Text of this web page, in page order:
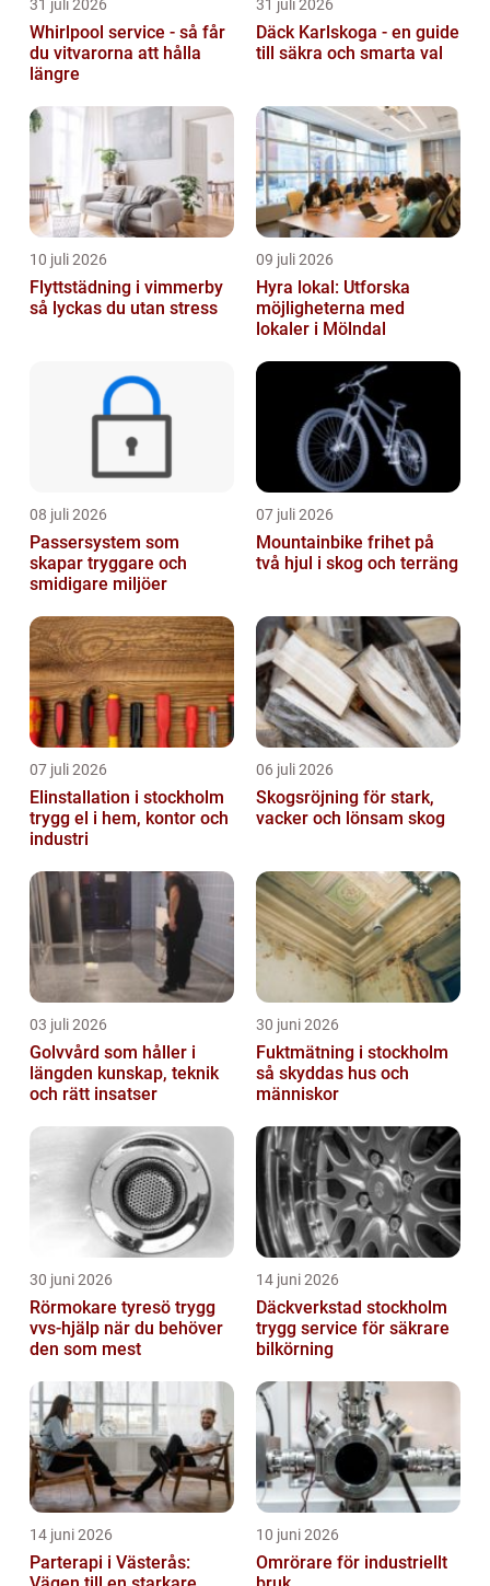
31 juli 2026
Whirlpool service - så får
du vitvarorna att hålla
längre
31 juli 2026
Däck Karlskoga - en guide
till säkra och smarta val
10 juli 2026
Flyttstädning i vimmerby
så lyckas du utan stress
09 juli 2026
Hyra lokal: Utforska
möjligheterna med
lokaler i Mölndal
08 juli 2026
Passersystem som
skapar tryggare och
smidigare miljöer
07 juli 2026
Mountainbike frihet på
två hjul i skog och terräng
07 juli 2026
Elinstallation i stockholm
trygg el i hem, kontor och
industri
06 juli 2026
Skogsröjning för stark,
vacker och lönsam skog
03 juli 2026
Golvvård som håller i
längden kunskap, teknik
och rätt insatser
30 juni 2026
Fuktmätning i stockholm
så skyddas hus och
människor
30 juni 2026
Rörmokare tyresö trygg
vvs-hjälp när du behöver
den som mest
14 juni 2026
Däckverkstad stockholm
trygg service för säkrare
bilkörning
14 juni 2026
Parterapi i Västerås:
10 juni 2026
Omrörare för industriellt